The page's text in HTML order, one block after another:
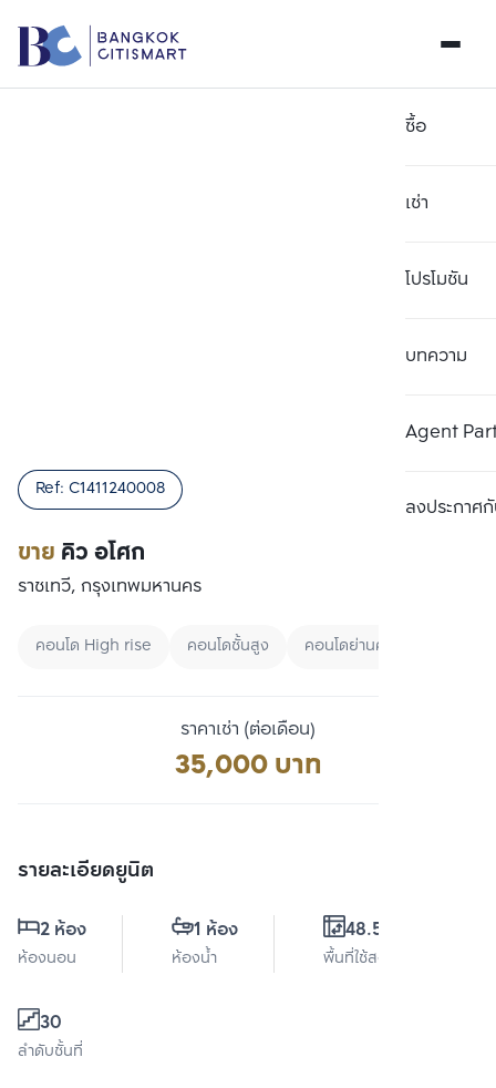
ซื้อ
เช่า
โปรโมชัน
บทความ
Agent
ลงประกาศกั
ขาย คิว อโศก
Ref: C1411240008
ราชเทวี, กรุงเทพมหานคร
คอนโด High rise คอนโดชั้นสูง คอนโดย่านศูนย์กลางธุรกิจแ
ราคาเช่า (ต่อเดือน)
35,000 บาท
รายละเอียดยูนิต
2 ห้อง
ห้องนอน
1 ห้อง
ห้องน้ำ
48.54 ตร.ม.
พื้นที่ใช้สอย
30
ลำดับชั้นที่
เปรียบเทียบ